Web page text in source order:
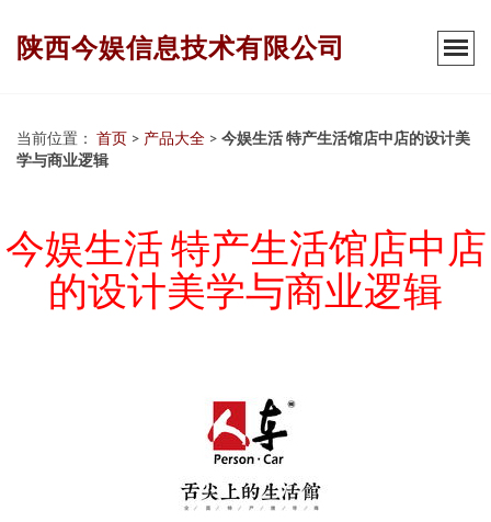
陕西今娱信息技术有限公司
当前位置： 首页 > 产品大全 > 今娱生活 特产生活馆店中店的设计美
学与商业逻辑
今娱生活 特产生活馆店中店
的设计美学与商业逻辑